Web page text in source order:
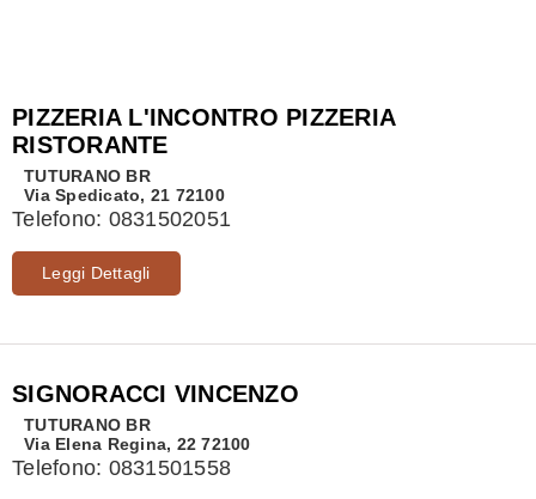
PIZZERIA L'INCONTRO PIZZERIA
RISTORANTE
TUTURANO BR
Via Spedicato, 21 72100
Telefono: 0831502051
Leggi Dettagli
SIGNORACCI VINCENZO
TUTURANO BR
Via Elena Regina, 22 72100
Telefono: 0831501558